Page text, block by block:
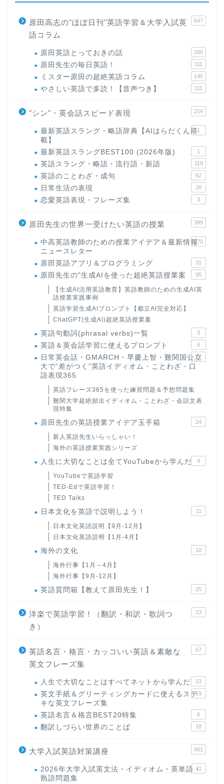
原田高志の"ほぼ日刊"英語学習＆大学入試英
語コラム
647
原田英語とっておきの話 280
原田先生の毎日英語！ 111
ミスター原田の超絶英語コラム 145
やさしい英語で多読！【音声つき】 111
"シン"・英会話スピード表現 214
最新英語スラング・略語辞典【AIはらだくん搭
載】
1
最新英語スラングBEST100 (2026年版) 1
英語スラング・略語・流行語・新語 119
英語のことわざ・成句 62
日常生活の表現 28
恋愛英語表現・フレーズ集 3
原田先生の世界一受けたい英語の授業 399
中高英語教師のための授業アイデア＆最新情報
ニュースレター
170
原田英語アプリ＆プログラミング 31
原田先生の"生成AIを使った超絶英語授業案 95
【生成AI活用英語教育】英語教師のための生成AI英
語授業実践事例
英語学習生成AIプロンプト【都立AI完全対応】
ChatGPT(生成AI)超絶英語授業案
英語句動詞(phrasal verbs)一覧 3
英語＆英会話学習に使えるプロンプト 6
日常英会話・GMARCH・早慶上智・難関国公立
大で“差がつく”英語イディオム・ことわざ・口
語表現365
22
英語フレーズ365を使った練習問題＆予想問題集
難関大学超絶頻出イディオム・ことわざ・会話文表
現特集
原田先生の英語授業アイデア玉手箱 24
新人英語先生いらっしゃい！
海外の英語授業実践シリーズ
人生に大切なことは全てYouTubeから学んだ 4
YouTubeで英語学習
TED-Edで英語学習！
TED Talks
日本文化を英語で説明しよう！ 11
日本文化英語説明【9月-12月】
日本文化英語説明【1月-4月】
海外の文化 10
海外行事【1月～4月】
海外行事【9月-12月】
英語質問箱【教えて原田先生！】 25
洋楽で英語学習！（翻訳・和訳・歌詞つ
き）
23
英語名言・格言・カッコいい英語＆素敵な
英文フレーズ集
67
人生で大切なことはすべてネットから学んだ 23
英文手紙＆グリーティングカードに使えるステ
キな英文フレーズ集
19
英語名言＆格言BEST20特集 6
翻訳しづらい世界のことば 18
大学入試英語対策講座 661
2026年大学入試英文法・イディオム・英単語・
熟語問題集
11